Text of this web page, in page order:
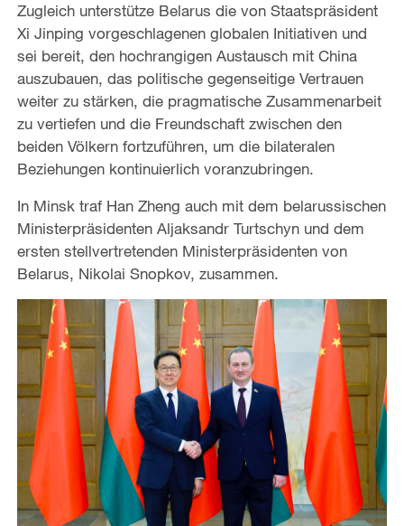
Zugleich unterstütze Belarus die von Staatspräsident
Xi Jinping vorgeschlagenen globalen Initiativen und
sei bereit, den hochrangigen Austausch mit China
auszubauen, das politische gegenseitige Vertrauen
weiter zu stärken, die pragmatische Zusammenarbeit
zu vertiefen und die Freundschaft zwischen den
beiden Völkern fortzuführen, um die bilateralen
Beziehungen kontinuierlich voranzubringen.
In Minsk traf Han Zheng auch mit dem belarussischen
Ministerpräsidenten Aljaksandr Turtschyn und dem
ersten stellvertretenden Ministerpräsidenten von
Belarus, Nikolai Snopkov, zusammen.